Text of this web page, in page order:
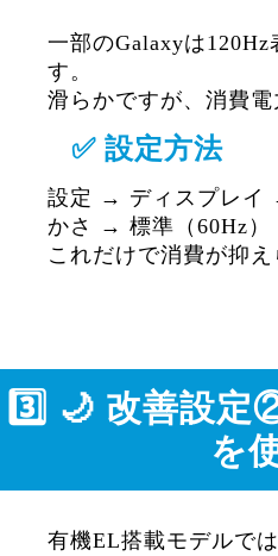
一部のGalaxyは120Hz
す。
滑らかですが、消費電
✅ 設定方法
設定 → ディスプレイ
かさ → 標準（60Hz）
これだけで消費が抑え
3️⃣ 🌙 改善設
を
有機EL搭載モデルで